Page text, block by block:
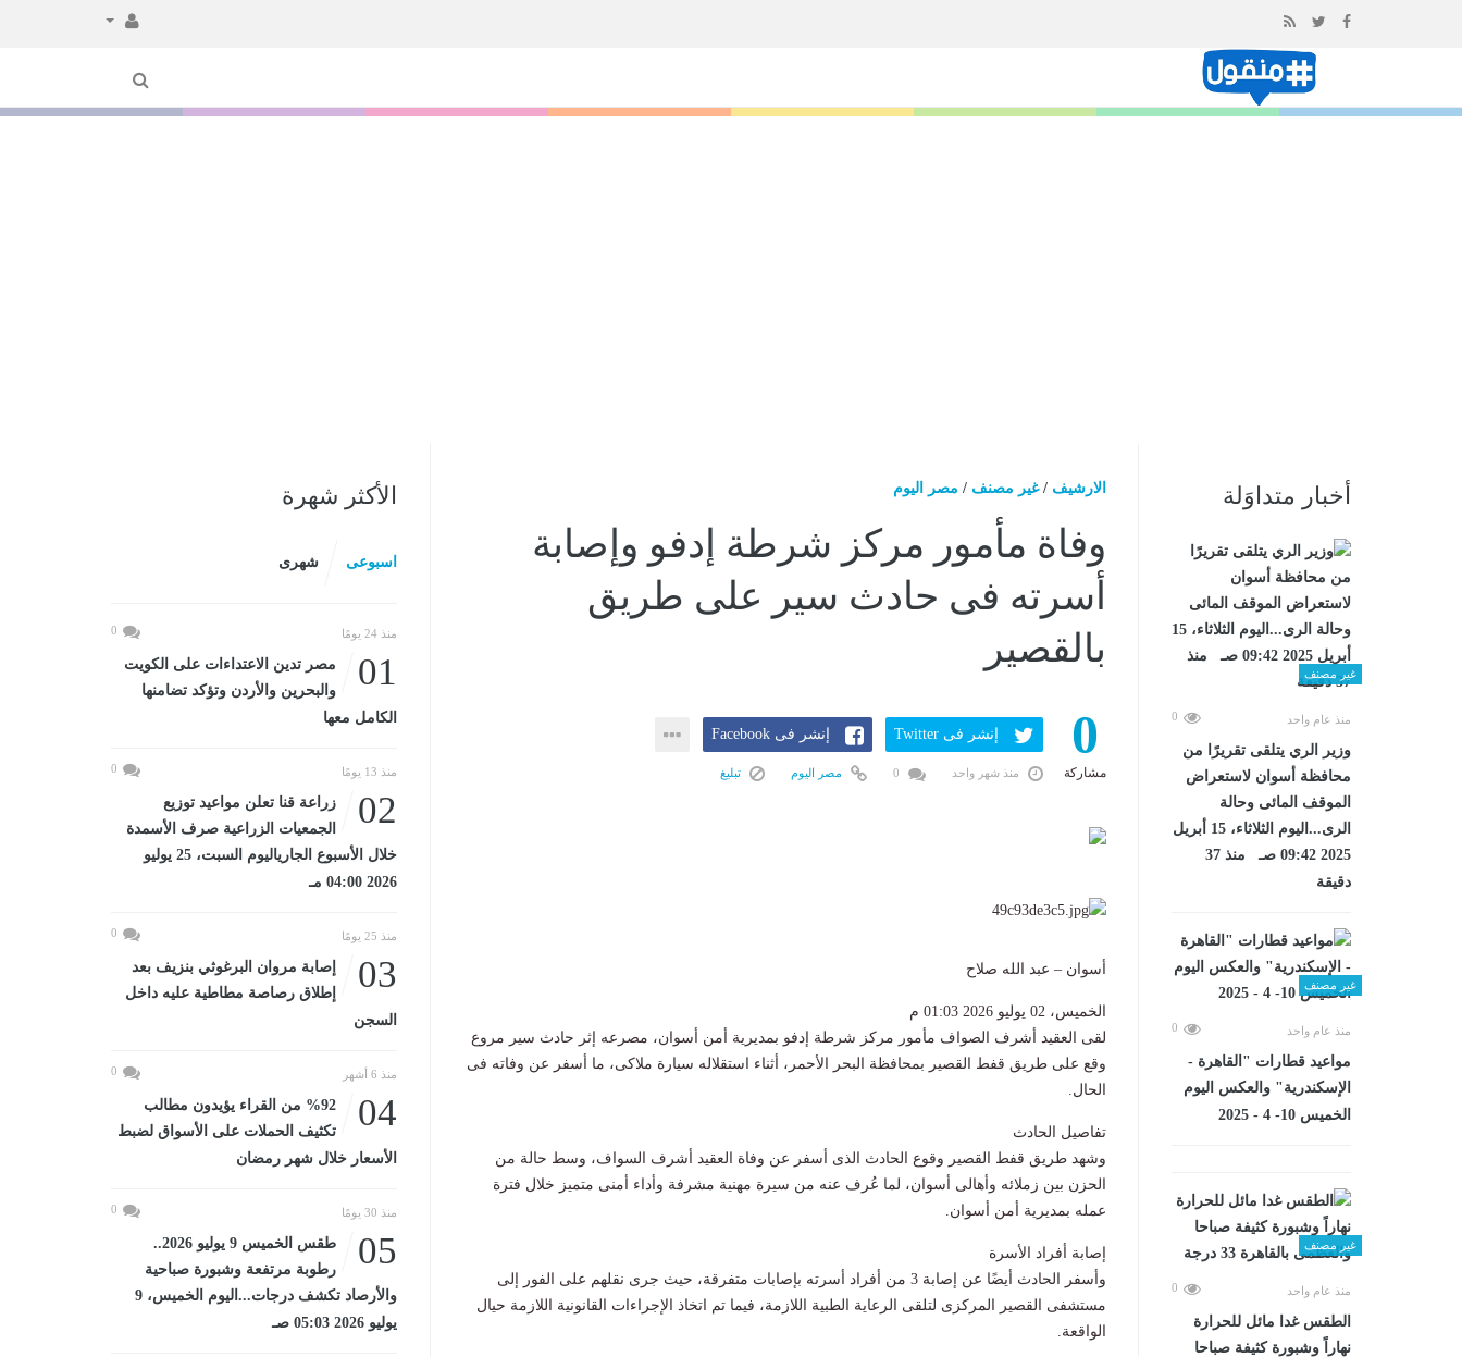
المحتوى
أخبار متداوَلة
غير مصنف
منذ عام واحد 0
وزير الري يتلقى تقريرًا من
محافظة أسوان لاستعراض
الموقف المائى وحالة
الرى...اليوم الثلاثاء، 15 أبريل
2025 09:42 صـ منذ 37
دقيقة
غير مصنف
منذ عام واحد 0
مواعيد قطارات "القاهرة -
الإسكندرية" والعكس اليوم
الخميس 10- 4 - 2025
غير مصنف
منذ عام واحد 0
الطقس غدا مائل للحرارة
نهاراً وشبورة كثيفة صباحا
الارشيف /غير مصنف / مصر اليوم
وفاة مأمور مركز شرطة إدفو وإصابة
أسرته فى حادث سير على طريق
بالقصير
0
مشاركة
إنشر فى Twitter إنشر فى Facebook
منذ شهر واحد مصر اليوم تبليغ
أسوان – عبد الله صلاح
الخميس، 02 يوليو 2026 01:03 م
لقى العقيد أشرف الصواف مأمور مركز شرطة إدفو بمديرية أمن أسوان، مصرعه إثر حادث سير مروع
وقع على طريق قفط القصير بمحافظة البحر الأحمر، أثناء استقلاله سيارة ملاكى، ما أسفر عن وفاته فى
الحال.
تفاصيل الحادث
وشهد طريق قفط القصير وقوع الحادث الذى أسفر عن وفاة العقيد أشرف السواف، وسط حالة من
الحزن بين زملائه وأهالى أسوان، لما عُرف عنه من سيرة مهنية مشرفة وأداء أمنى متميز خلال فترة
عمله بمديرية أمن أسوان.
إصابة أفراد الأسرة
وأسفر الحادث أيضًا عن إصابة 3 من أفراد أسرته بإصابات متفرقة، حيث جرى نقلهم على الفور إلى
مستشفى القصير المركزى لتلقى الرعاية الطبية اللازمة، فيما تم اتخاذ الإجراءات القانونية اللازمة حيال
الواقعة.
الأكثر شهرة
اسبوعى شهرى
منذ 24 يومًا 0
01
مصر تدين الاعتداءات على الكويت
والبحرين والأردن وتؤكد تضامنها
الكامل معها
منذ 13 يومًا 0
02
زراعة قنا تعلن مواعيد توزيع
الجمعيات الزراعية صرف الأسمدة
خلال الأسبوع الجارياليوم السبت، 25 يوليو
2026 04:00 مـ
منذ 25 يومًا 0
03
إصابة مروان البرغوثي بنزيف بعد
إطلاق رصاصة مطاطية عليه داخل
السجن
منذ 6 أشهر 0
04
%92 من القراء يؤيدون مطالب
تكثيف الحملات على الأسواق لضبط
الأسعار خلال شهر رمضان
منذ 30 يومًا 0
05
طقس الخميس 9 يوليو 2026..
رطوبة مرتفعة وشبورة صباحية
والأرصاد تكشف درجات...اليوم الخميس، 9
يوليو 2026 05:03 صـ